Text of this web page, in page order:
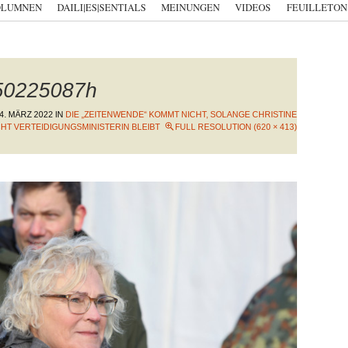
DAILI|ES|SENTIALS MEINUNGEN VIDEOS FEUILLETON
MÄRZ 2022 IN DIE „ZEITENWENDE“ KOMMT NICHT, SOLANGE CHRISTINE
VERTEIDIGUNGSMINISTERIN BLEIBT
FULL RESOLUTION (620 × 413)